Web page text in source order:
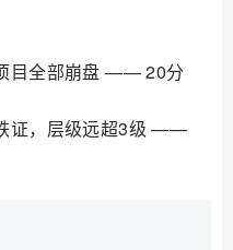
目全部崩盘 —— 20分
证，层级远超3级 ——